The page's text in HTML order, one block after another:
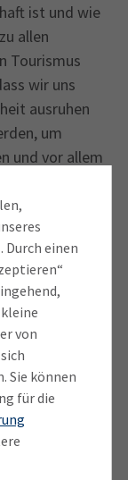
Durch einen
von
Sie können
für die
ist und wie
allen
Tourismus
wir uns
ausruhen
um
und vor allem
erklärt Peter
mit den
richtigen
dass sich der
Zukunft
wir die
wird der